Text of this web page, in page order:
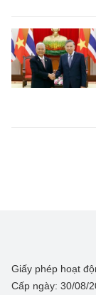
Giấy phép hoạt
Cấp ngày: 30/08/